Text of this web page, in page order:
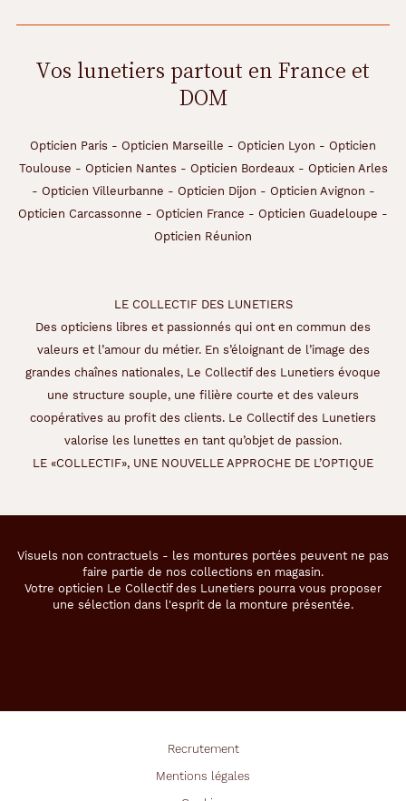
Vos lunetiers partout en France et
DOM
Opticien Paris - Opticien Marseille - Opticien Lyon - Opticien
Toulouse - Opticien Nantes - Opticien Bordeaux- Opticien Arles
- Opticien Villeurbanne - Opticien Dijon - Opticien Avignon -
Opticien Carcassonne - Opticien France - Opticien Guadeloupe -
Opticien Réunion
LE COLLECTIF DES LUNETIERS
Des opticiens libres et passionnés qui ont en commun des
valeurs et l’amour du métier. En s’éloignant de l’image des
grandes chaînes nationales, Le Collectif des Lunetiers évoque
une structure souple, une filière courte et des valeurs
coopératives au profit des clients. Le Collectif des Lunetiers
valorise les lunettes en tant qu’objet de passion.
LE «COLLECTIF», UNE NOUVELLE APPROCHE DE L’OPTIQUE
Visuels non contractuels - les montures portées peuvent ne pas
faire partie de nos collections en magasin.
Votre opticien Le Collectif des Lunetiers pourra vous proposer
une sélection dans l'esprit de la monture présentée.
Recrutement
Mentions légales